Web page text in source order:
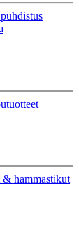
& hammastikut